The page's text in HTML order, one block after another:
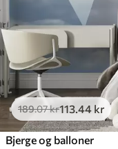
189.07kr113.44 kr
Bjerge og balloner